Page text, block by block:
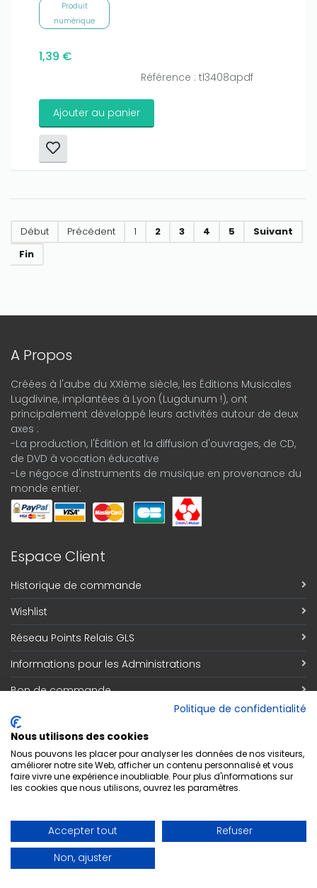
Produit
numérique
1,39 €
Référence : tl3408apdf
Ajouter au panier
Début Précédent 1 2 3 4 5
Suivant
Fin
A Propos
Créées à l'aube du XXIème siècle, les Éditions Musicales
Lugdivine, implantées à Lyon (Lugdunum !), ont
principalement développé leurs activités autour de deux
axes :
-La production, l'Édition et la diffusion d'ouvrages, de CD,
de DVD à vocation éducative
-Le négoce d'instruments de musique en provenance du
monde entier.
Espace Client
Historique de commande
Wishlist
Réseau Points Relais GLS
Informations pour les Administrations
Bon de commande
Information
Qui sommes nous
Découvrez notre magasin
Respect de la vie privée
Conditions générales de vente
Politique de confidentialité
Nous utilisons des cookies
Nous pouvons les placer pour analyser les données de nos visiteurs,
améliorer notre site Web, afficher un contenu personnalisé et vous
faire vivre une expérience inoubliable. Pour plus d'informations sur
les cookies que nous utilisons, ouvrez les paramètres.
Accepter tout
Refuser
Non, ajuster